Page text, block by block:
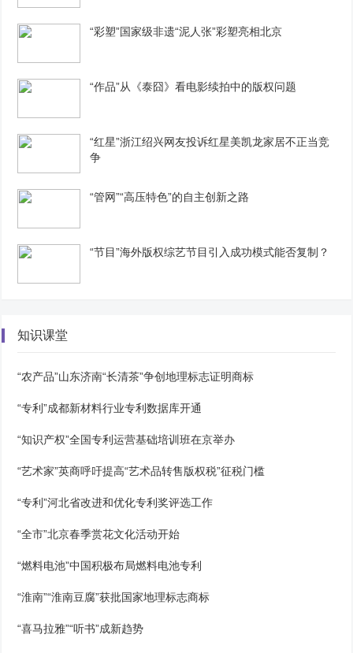
“彩塑”国家级非遗“泥人张”彩塑亮相北京
“作品”从《泰囧》看电影续拍中的版权问题
“红星”浙江绍兴网友投诉红星美凯龙家居不正当竞
争
“管网”“高压特色”的自主创新之路
“节目”海外版权综艺节目引入成功模式能否复制？
知识课堂
“农产品”山东济南“长清茶”争创地理标志证明商标
“专利”成都新材料行业专利数据库开通
“知识产权”全国专利运营基础培训班在京举办
“艺术家”英商呼吁提高“艺术品转售版权税”征税门槛
“专利”河北省改进和优化专利奖评选工作
“全市”北京春季赏花文化活动开始
“燃料电池”中国积极布局燃料电池专利
“淮南”“淮南豆腐”获批国家地理标志商标
“喜马拉雅”“听书”成新趋势